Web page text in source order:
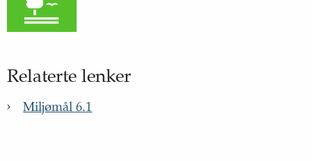
Relaterte lenker
Miljømål 6.1